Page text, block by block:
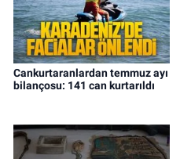
Cankurtaranlardan temmuz ayı
bilançosu: 141 can kurtarıldı